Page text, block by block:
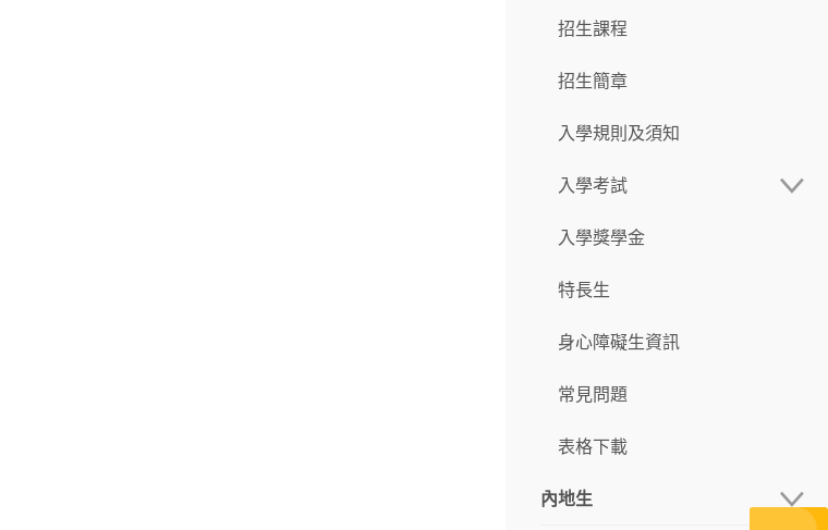
招生課程
招生簡章
入學規則及須知
入學考試
語言科及數學科
專業試
筆試入學
直接入學
入學獎學金
特長生
身心障礙生資訊
常見問題
表格下載
內地生